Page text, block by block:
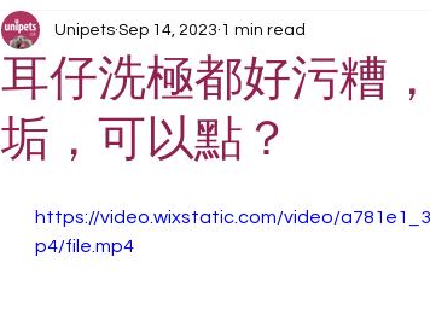
耳仔洗極都好污糟
垢，可以點？
Unipets Sep 14, 2023 1 min read
https://video.wixstatic.com/video/
p4/file.mp4